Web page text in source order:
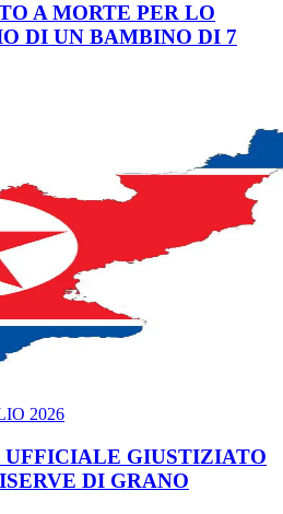
A MORTE PER LO
DI UN BAMBINO DI 7
2026
UFFICIALE GIUSTIZIATO
DI GRANO